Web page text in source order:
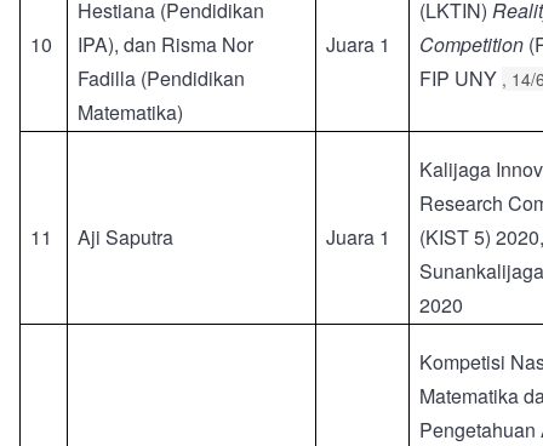
10
Hestiana (Pendidikan
IPA), dan Risma Nor
Fadilla (Pendidikan
Matematika)
Juara 1
(LKTIN)
Competition
FIP UNY , 14/
11 Aji Saputra Juara 1
Kalijaga
Research
(KIST 5)
2020
Kompetisi
Matematika
Pengetahuan